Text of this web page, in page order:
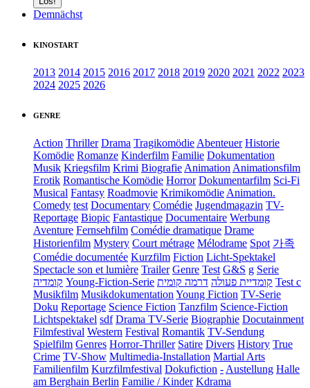
Demnächst
KINOSTART
2013 2014 2015 2016 2017 2018 2019 2020 2021 2022 2023
2024 2025 2026
GENRE
Action Thriller Drama Tragikomödie Abenteuer Historie
Komödie Romanze Kinderfilm Familie Dokumentation
Musik Kriegsfilm Krimi Biografie Animation Animationsfilm
Erotik Romantische Komödie Horror Dokumentarfilm Sci-Fi
Musical Fantasy Roadmovie Krimikomödie Animation.
Comedy test Documentary Comédie Jugendmagazin TV-
Reportage Biopic Fantastique Documentaire Werbung
Aventure Fernsehfilm Comédie dramatique Drame
Historienfilm Mystery Court métrage Mélodrame Spot 가족
Comédie documentée Kurzfilm Fiction Licht-Spektakel
Spectacle son et lumière Trailer Genre Test G&S g Serie
קומדיה Young-Fiction-Serie קומדיית פעולה דרמה קומית
Test c
Musikfilm Musikdokumentation Young Fiction TV-Serie
Doku Reportage Science Fiction Tanzfilm Science-Fiction
Lichtspektakel sdf Drama TV-Serie Biographie Docutainment
Filmfestival Western Festival Romantik TV-Sendung
Spielfilm Genres Horror-Thriller Satire Divers History True
Crime TV-Show Multimedia-Installation Martial Arts
Familienfilm Kurzfilmfestival Dokufiction - Austellung Halle
am Berghain Berlin Familie / Kinder Kdrama